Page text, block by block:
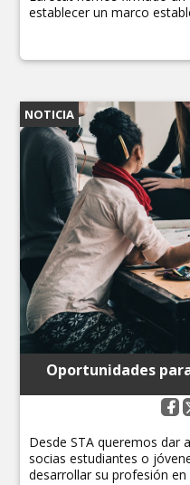
establecer un marco
NOTICIA
Oportunidades
Desde STA queremos dar
socias estudiantes o
desarrollar su profesión en